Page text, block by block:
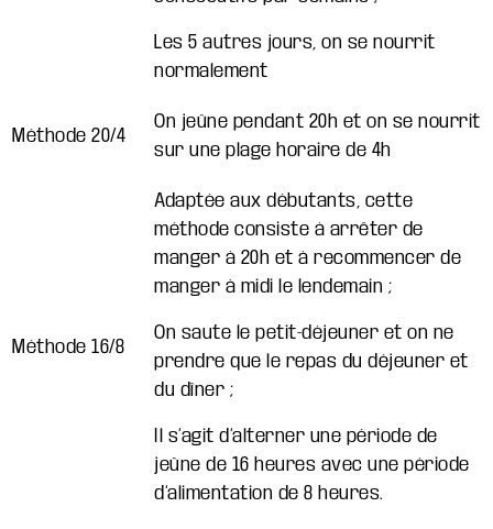
Les 5 autres jours, on se nourrit
normalement
Méthode 20/4
On jeûne pendant 20h et on se nourrit
sur une plage horaire de 4h
Méthode 16/8
Adaptée aux débutants, cette
méthode consiste à arrêter de
manger à 20h et à recommencer de
manger à midi le lendemain ;
On saute le petit-déjeuner et on ne
prendre que le repas du déjeuner et
du dîner ;
Il s’agit d’alterner une période de
jeûne de 16 heures avec une période
d’alimentation de 8 heures.